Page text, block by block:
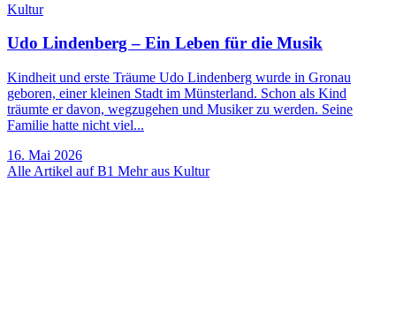
Kultur
Udo Lindenberg – Ein Leben für die Musik
Kindheit und erste Träume Udo Lindenberg wurde in Gronau
geboren, einer kleinen Stadt im Münsterland. Schon als Kind
träumte er davon, wegzugehen und Musiker zu werden. Seine
Familie hatte nicht viel...
16. Mai 2026
Alle Artikel auf B1 Mehr aus Kultur